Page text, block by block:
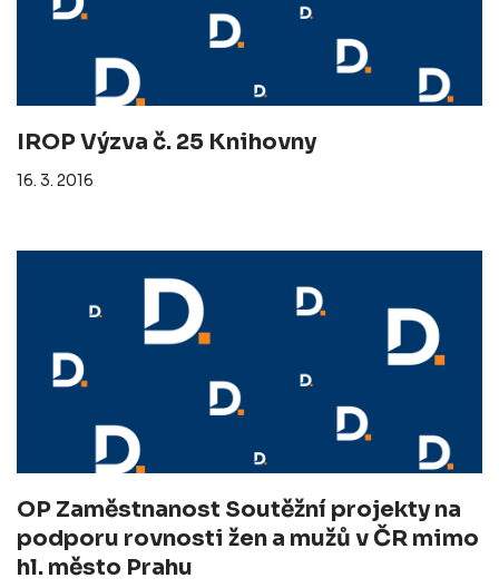
IROP Výzva č. 25 Knihovny
16. 3. 2016
OP Zaměstnanost Soutěžní projekty na
podporu rovnosti žen a mužů v ČR mimo
hl. město Prahu